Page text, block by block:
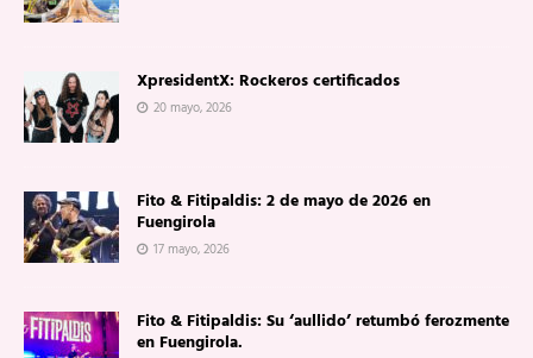
XpresidentX: Rockeros certificados
20 mayo, 2026
Fito & Fitipaldis: 2 de mayo de 2026 en
Fuengirola
17 mayo, 2026
Fito & Fitipaldis: Su ‘aullido’ retumbó ferozmente
en Fuengirola.